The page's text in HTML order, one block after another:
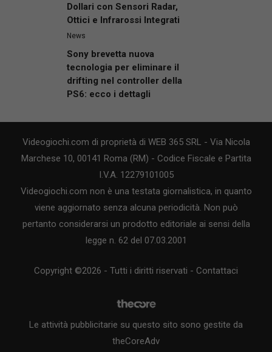
Dollari con Sensori Radar,
Ottici e Infrarossi Integrati
News
Sony brevetta nuova
tecnologia per eliminare il
drifting nel controller della
PS6: ecco i dettagli
Videogiochi.com di proprietà di WEB 365 SRL - Via Nicola
Marchese 10, 00141 Roma (RM) - Codice Fiscale e Partita
I.V.A. 12279101005
Videogiochi.com non è una testata giornalistica, in quanto
viene aggiornato senza alcuna periodicità. Non può
pertanto considerarsi un prodotto editoriale ai sensi della
legge n. 62 del 07.03.2001
Copyright ©2026 - Tutti i diritti riservati - Contattaci
Le attività pubblicitarie su questo sito sono gestite da
theCoreAdv